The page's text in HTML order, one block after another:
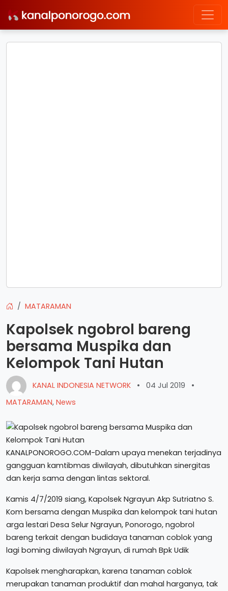
MATARAMAN
Kapolsek ngobrol bareng
bersama Muspika dan
Kelompok Tani Hutan
KANAL INDONESIA NETWORK • 04 Jul 2019
•
MATARAMAN, News
KANALPONOROGO.COM-Dalam upaya menekan terjadinya
gangguan kamtibmas diwilayah, dibutuhkan sinergitas
dan kerja sama dengan lintas sektoral.
Kamis 4/7/2019 siang, Kapolsek Ngrayun Akp Sutriatno S.
Kom bersama dengan Muspika dan kelompok tani hutan
arga lestari Desa Selur Ngrayun, Ponorogo, ngobrol
bareng terkait dengan budidaya tanaman coblok yang
lagi boming diwilayah Ngrayun, di rumah Bpk Udik
Kapolsek mengharapkan, karena tanaman coblok
merupakan tanaman produktif dan mahal harganya, tak